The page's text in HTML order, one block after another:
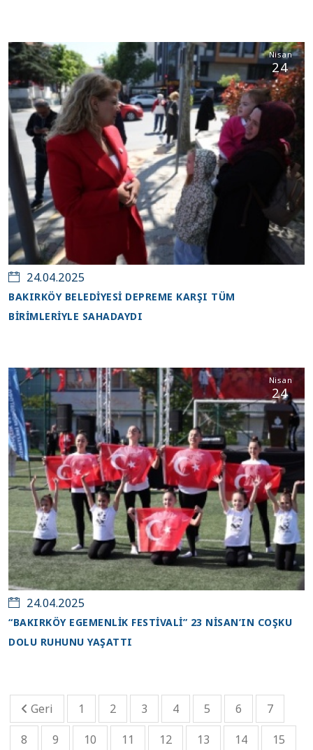
Nisan
24
24.04.2025
BAKIRKÖY BELEDİYESİ DEPREME KARŞI TÜM
BİRİMLERİYLE SAHADAYDI
Nisan
24
24.04.2025
“BAKIRKÖY EGEMENLİK FESTİVALİ” 23 NİSAN’IN COŞKU
DOLU RUHUNU YAŞATTI
Geri 1 2 3 4 5 6
7
8
9 10 11 12 13 14
15